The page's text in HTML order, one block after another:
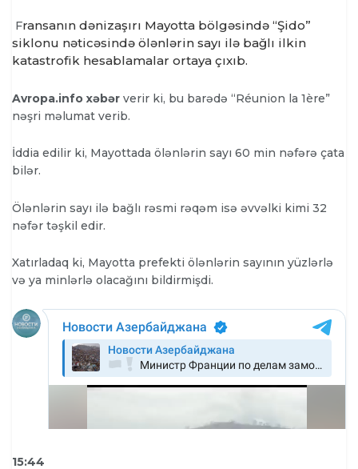
Fransanın dənizaşırı Mayotta bölgəsində “Şido”
siklonu nəticəsində ölənlərin sayı ilə bağlı ilkin
katastrofik hesablamalar ortaya çıxıb.
Avropa.info xəbər verir ki, bu barədə “Réunion la 1ère”
nəşri məlumat verib.
İddia edilir ki, Mayottada ölənlərin sayı 60 min nəfərə çata
bilər.
Ölənlərin sayı ilə bağlı rəsmi rəqəm isə əvvəlki kimi 32
nəfər təşkil edir.
Xatırladaq ki, Mayotta prefekti ölənlərin sayının yüzlərlə
və ya minlərlə olacağını bildirmişdi.
15:44